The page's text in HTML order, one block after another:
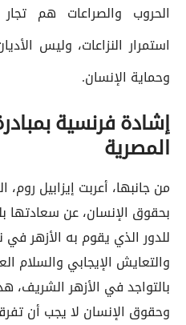
الحروب والصراعات هم
استمرار النزاعات، وليس
وحماية الإنسان.
إشادة فرنسية
المصرية
من جانبها، أعربت إيزابيل
بحقوق الإنسان، عن سعادتها
للدور الذي يقوم به الأزهر في
والتعايش الإيجابي والسلام
بالتواجد في الأزهر الشريف،
وحقوق الإنسان لا يجب أن